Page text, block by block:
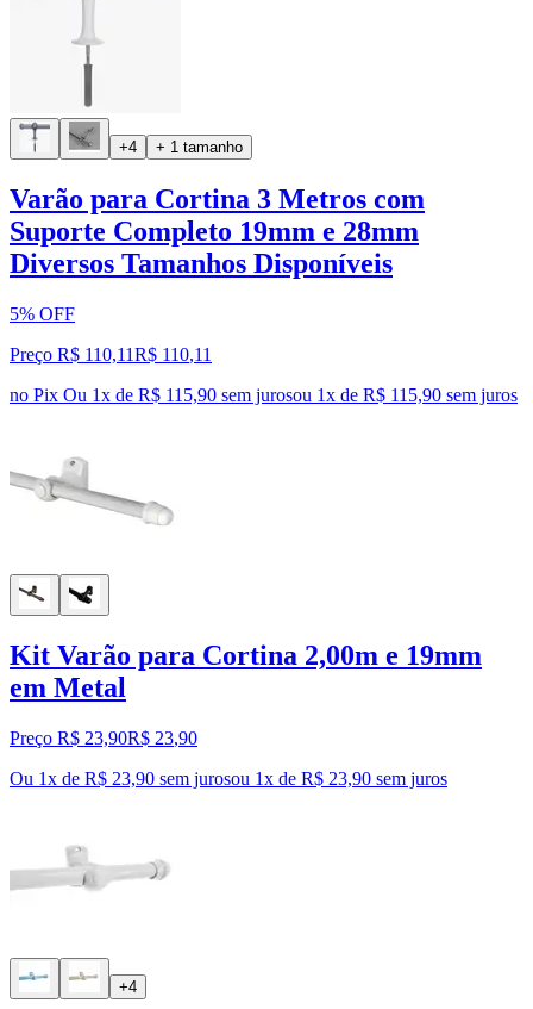
+4 + 1 tamanho
Varão para Cortina 3 Metros com
Suporte Completo 19mm e 28mm
Diversos Tamanhos Disponíveis
5% OFF
Preço R$ 110,11R$ 110,11
no Pix Ou 1x de R$ 115,90 sem jurosou 1x de R$ 115,90 sem juros
Kit Varão para Cortina 2,00m e 19mm
em Metal
Preço R$ 23,90R$ 23,90
Ou 1x de R$ 23,90 sem jurosou 1x de R$ 23,90 sem juros
+4